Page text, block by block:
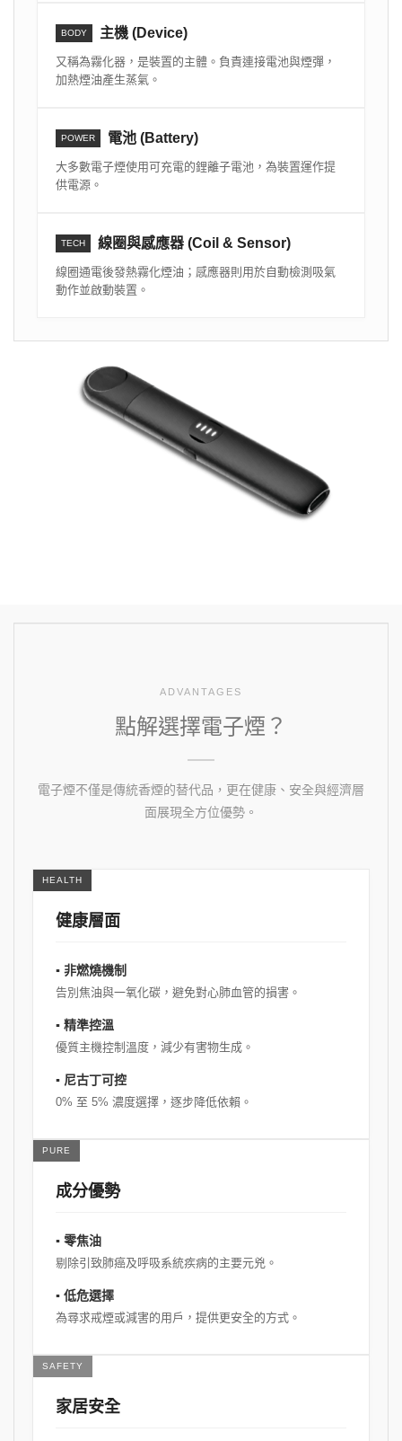
BODY 主機 (Device)
又稱為霧化器，是裝置的主體。負責連接電池與煙彈，
加熱煙油產生蒸氣。
POWER 電池 (Battery)
大多數電子煙使用可充電的鋰離子電池，為裝置運作提
供電源。
TECH 線圈與感應器 (Coil & Sensor)
線圈通電後發熱霧化煙油；感應器則用於自動檢測吸氣
動作並啟動裝置。
ADVANTAGES
點解選擇電子煙？
電子煙不僅是傳統香煙的替代品，更在健康、安全與經濟層
面展現全方位優勢。
HEALTH
健康層面
▪ 非燃燒機制
告別焦油與一氧化碳，避免對心肺血管的損害。
▪ 精準控溫
優質主機控制溫度，減少有害物生成。
▪ 尼古丁可控
0% 至 5% 濃度選擇，逐步降低依賴。
PURE
成分優勢
▪ 零焦油
剔除引致肺癌及呼吸系統疾病的主要元兇。
▪ 低危選擇
為尋求戒煙或減害的用戶，提供更安全的方式。
SAFETY
家居安全